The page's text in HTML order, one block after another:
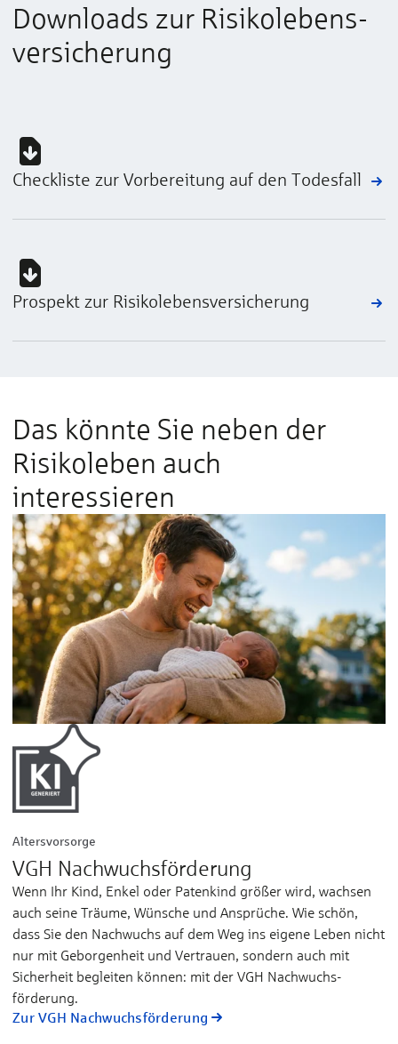
Downloads zur Ri­si­ko­lebens­
ver­sicherung
Checkliste zur Vorbereitung auf den Todesfall
Prospekt zur Risiko­lebens­ver­sicherung
Das könnte Sie neben der
Risikoleben auch
interessieren
Altersvorsorge
VGH Nachwuchsförderung
Wenn Ihr Kind, Enkel oder Paten­kind größer wird, wachsen
auch seine Träume, Wünsche und An­sprüche. Wie schön,
dass Sie den Nach­wuchs auf dem Weg ins eigene Leben nicht
nur mit Ge­borgen­heit und Ver­trauen, sondern auch mit
Sicher­heit be­gleiten können: mit der VGH Nach­wuchs­
förderung.
Zur VGH Nachwuchsförderung